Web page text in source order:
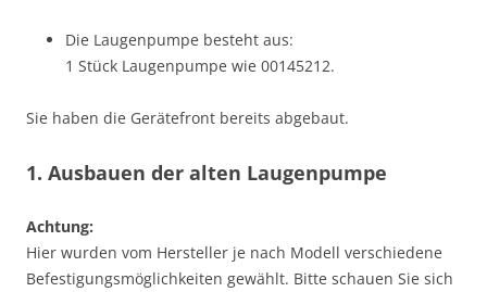
Die Laugenpumpe besteht aus:
1 Stück Laugenpumpe wie 00145212.
Sie haben die Gerätefront bereits abgebaut.
1. Ausbauen der alten Laugenpumpe
Achtung:
Hier wurden vom Hersteller je nach Modell verschiedene
Befestigungsmöglichkeiten gewählt. Bitte schauen Sie sich